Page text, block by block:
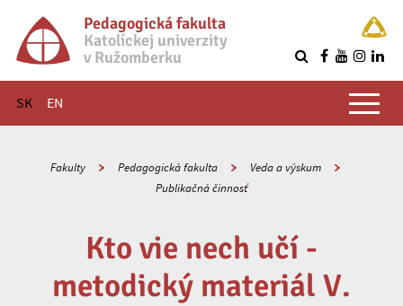
Pedagogická fakulta
Katolíckej univerzity
v Ružomberku
SK EN
Hlavné menu
Fakulty Pedagogická fakulta
Veda a výskum
Publikačná činnosť
Kto vie nech učí -
metodický materiál V.